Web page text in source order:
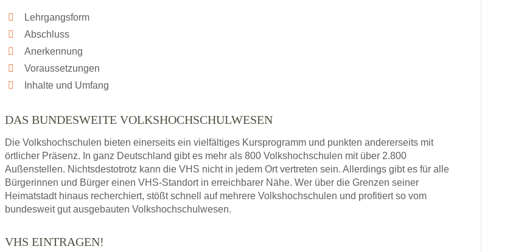
Lehrgangsform
Abschluss
Anerkennung
Voraussetzungen
Inhalte und Umfang
DAS BUNDESWEITE VOLKSHOCHSCHULWESEN
Die Volkshochschulen bieten einerseits ein vielfältiges Kursprogramm und punkten andererseits mit
örtlicher Präsenz. In ganz Deutschland gibt es mehr als 800 Volkshochschulen mit über 2.800
Außenstellen. Nichtsdestotrotz kann die VHS nicht in jedem Ort vertreten sein. Allerdings gibt es für alle
Bürgerinnen und Bürger einen VHS-Standort in erreichbarer Nähe. Wer über die Grenzen seiner
Heimatstadt hinaus recherchiert, stößt schnell auf mehrere Volkshochschulen und profitiert so vom
bundesweit gut ausgebauten Volkshochschulwesen.
VHS EINTRAGEN!